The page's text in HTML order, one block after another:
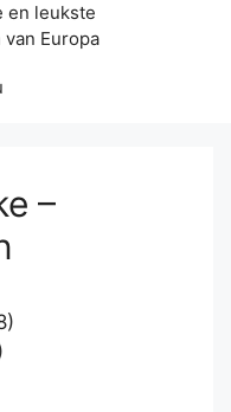
en leukste
Europa
–